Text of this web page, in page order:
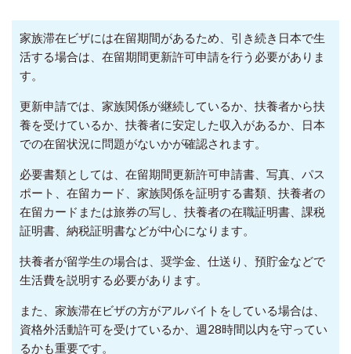
家族滞在ビザには在留期間があるため、引き続き日本で生
活する場合は、在留期間更新許可申請を行う必要がありま
す。
更新申請では、家族関係が継続しているか、扶養者から扶
養を受けているか、扶養者に安定した収入があるか、日本
での在留状況に問題がないかが確認されます。
必要書類としては、在留期間更新許可申請書、写真、パス
ポート、在留カード、家族関係を証明する書類、扶養者の
在留カードまたは旅券の写し、扶養者の在職証明書、課税
証明書、納税証明書などが中心になります。
扶養者が留学生の場合は、奨学金、仕送り、預貯金などで
生活費を説明する必要があります。
また、家族滞在ビザの方がアルバイトをしている場合は、
資格外活動許可を受けているか、週28時間以内を守ってい
るかも重要です。